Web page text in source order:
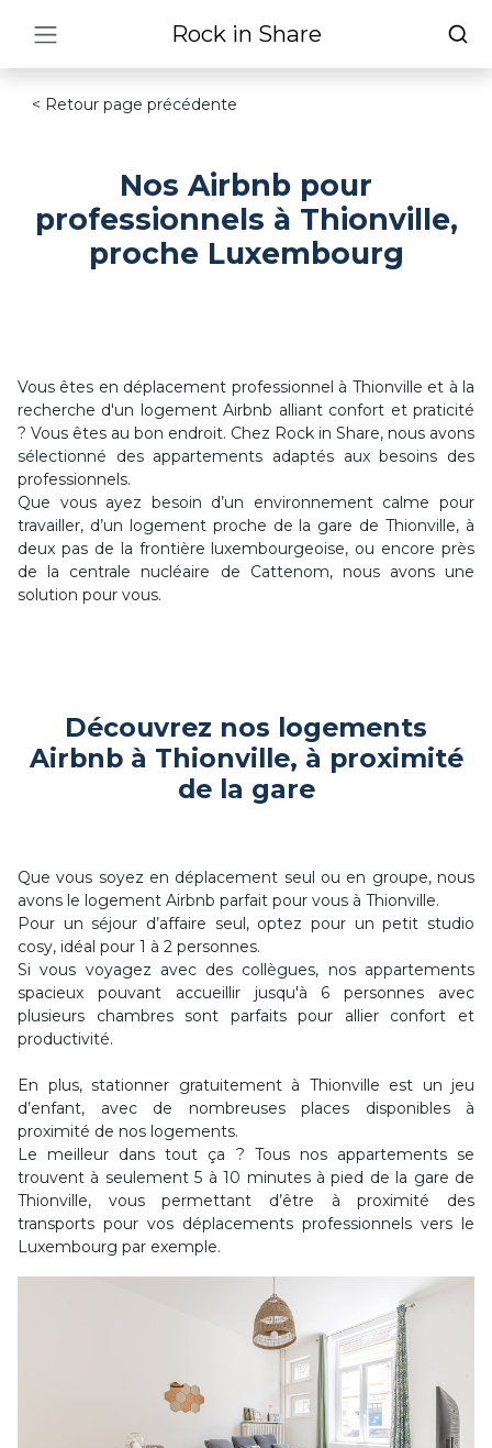
Rock in Share
< Retour page précédente
Nos Airbnb pour
professionnels à Thionville,
proche Luxembourg
Vous êtes en déplacement professionnel à Thionville et à la
recherche d'un logement Airbnb alliant confort et praticité
? Vous êtes au bon endroit. Chez Rock in Share, nous avons
sélectionné des appartements adaptés aux besoins des
professionnels.
Que vous ayez besoin d’un environnement calme pour
travailler, d’un logement proche de la gare de Thionville, à
deux pas de la frontière luxembourgeoise, ou encore près
de la centrale nucléaire de Cattenom, nous avons une
solution pour vous.
Découvrez nos logements
Airbnb à Thionville, à proximité
de la gare
Que vous soyez en déplacement seul ou en groupe, nous
avons le logement Airbnb parfait pour vous à Thionville.
Pour un séjour d’affaire seul, optez pour un petit studio
cosy, idéal pour 1 à 2 personnes.
Si vous voyagez avec des collègues, nos appartements
spacieux pouvant accueillir jusqu'à 6 personnes avec
plusieurs chambres sont parfaits pour allier confort et
productivité.
En plus, stationner gratuitement à Thionville est un jeu
d’enfant, avec de nombreuses places disponibles à
proximité de nos logements.
Le meilleur dans tout ça ? Tous nos appartements se
trouvent à seulement 5 à 10 minutes à pied de la gare de
Thionville, vous permettant d’être à proximité des
transports pour vos déplacements professionnels vers le
Luxembourg par exemple.